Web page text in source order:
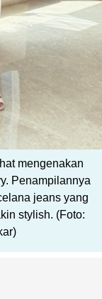
mengenakan
Penampilannya
jeans yang
stylish. (Foto: